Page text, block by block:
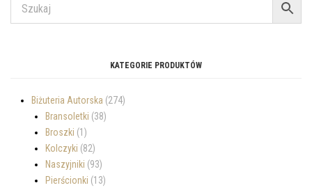
KATEGORIE PRODUKTÓW
Biżuteria Autorska (274)
Bransoletki (38)
Broszki (1)
Kolczyki (82)
Naszyjniki (93)
Pierścionki (13)